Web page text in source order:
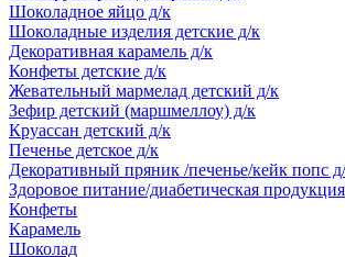
Шоколадное яйцо д/к
Шоколадные изделия детские д/к
Декоративная карамель д/к
Конфеты детские д/к
Жевательный мармелад детский д/к
Зефир детский (маршмеллоу) д/к
Круассан детский д/к
Печенье детское д/к
Декоративный пряник /печенье/кейк попс
Здоровое питание/диабетическая продукция
Конфеты
Карамель
Шоколад